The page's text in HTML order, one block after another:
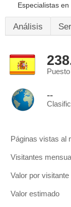
Especialistas
Análisis
--
Páginas vistas al
Visitantes
Valor por visitante
Valor estimado